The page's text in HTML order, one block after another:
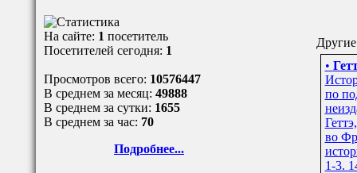
На сайте: 1 посетитель
Посетителей сегодня: 1
Просмотров всего: 10576447
В среднем за месяц: 49888
В среднем за сутки: 1655
В среднем за час: 70
Подробнее...
•
по
во
1-3.